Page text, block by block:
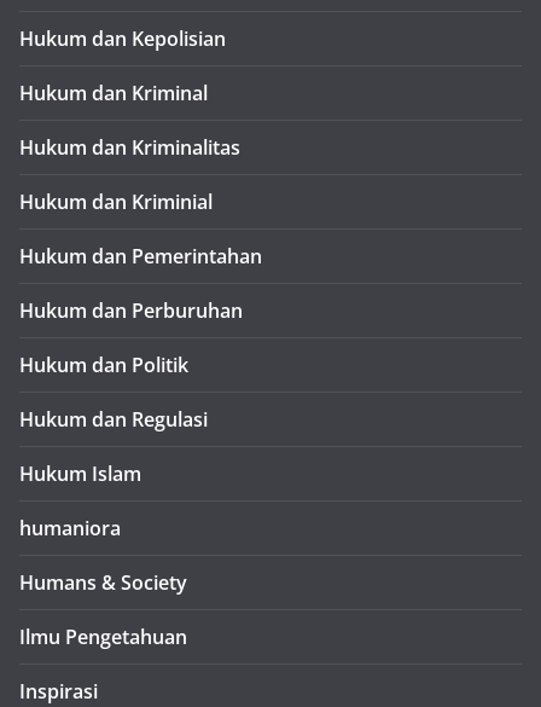
Hukum dan Kepolisian
Hukum dan Kriminal
Hukum dan Kriminalitas
Hukum dan Kriminial
Hukum dan Pemerintahan
Hukum dan Perburuhan
Hukum dan Politik
Hukum dan Regulasi
Hukum Islam
humaniora
Humans & Society
Ilmu Pengetahuan
Inspirasi